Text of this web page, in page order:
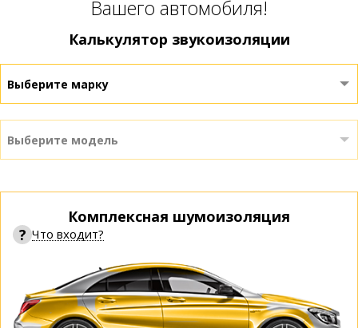
Вашего автомобиля!
Калькулятор звукоизоляции
Выберите марку
Выберите модель
Комплексная шумоизоляция
? Что входит?